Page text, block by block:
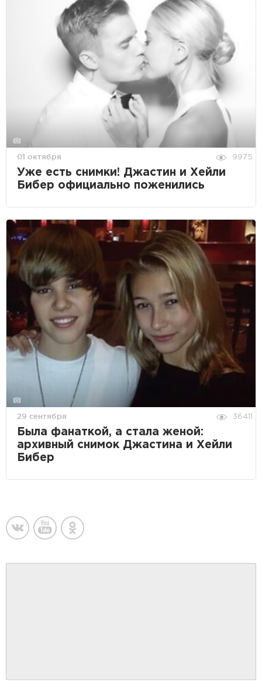
01 октября 9975
Уже есть снимки! Джастин и Хейли
Бибер официально поженились
29 сентября 36411
Была фанаткой, а стала женой:
архивный снимок Джастина и Хейли
Бибер